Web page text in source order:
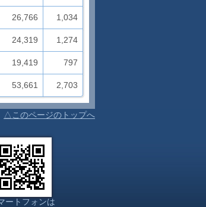
26,766 1,034
24,319 1,274
19,419 797
53,661 2,703
△このページのトップへ
ートフォンは